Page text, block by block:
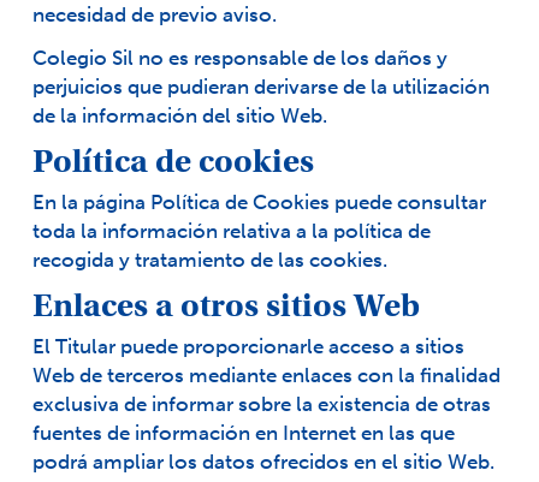
necesidad de previo aviso.
Colegio Sil no es responsable de los daños y
perjuicios que pudieran derivarse de la utilización
de la información del sitio Web.
Política de cookies
En la página Política de Cookies puede consultar
toda la información relativa a la política de
recogida y tratamiento de las cookies.
Enlaces a otros sitios Web
El Titular puede proporcionarle acceso a sitios
Web de terceros mediante enlaces con la finalidad
exclusiva de informar sobre la existencia de otras
fuentes de información en Internet en las que
podrá ampliar los datos ofrecidos en el sitio Web.